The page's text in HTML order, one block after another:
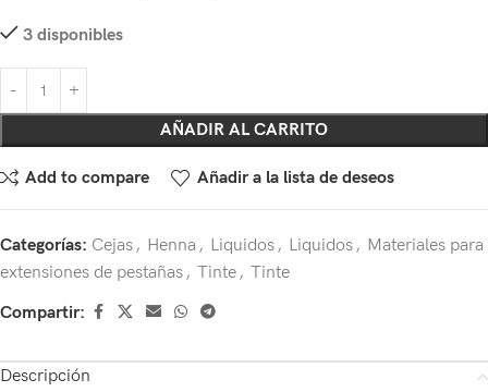
3 disponibles
AÑADIR AL CARRITO
Add to compare Añadir a la lista de deseos
Categorías: Cejas, Henna , Liquidos, Liquidos, Materiales para
extensiones de pestañas, Tinte, Tinte
Compartir:
Descripción